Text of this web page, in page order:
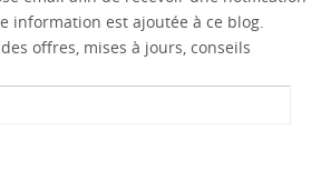
information est ajoutée à ce blog.
offres, mises à jours, conseils